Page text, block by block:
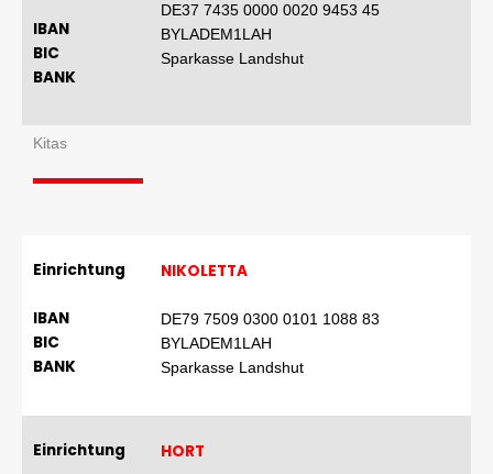
IBAN
BIC
BANK
DE37 7435 0000 0020 9453 45
BYLADEM1LAH
Sparkasse Landshut
Kitas
Einrichtung
IBAN
BIC
BANK
NIKOLETTA
DE79 7509 0300 0101 1088 83
BYLADEM1LAH
Sparkasse Landshut
Einrichtung HORT